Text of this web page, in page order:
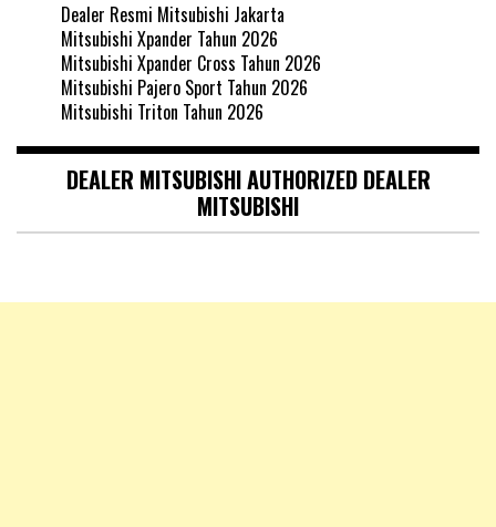
Dealer Resmi Mitsubishi Jakarta
Mitsubishi Xpander Tahun 2026
Mitsubishi Xpander Cross Tahun 2026
Mitsubishi Pajero Sport Tahun 2026
Mitsubishi Triton Tahun 2026
DEALER MITSUBISHI AUTHORIZED DEALER
MITSUBISHI